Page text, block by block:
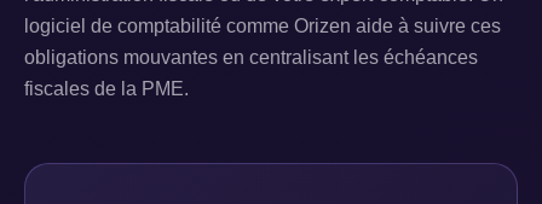
logiciel de comptabilité comme Orizen aide à suivre ces
obligations mouvantes en centralisant les échéances
fiscales de la PME.